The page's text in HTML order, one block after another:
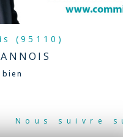
(95110)
Nous suivre